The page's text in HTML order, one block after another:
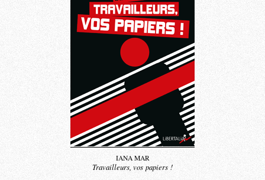
IANA MAR
Travailleurs, vos papiers !